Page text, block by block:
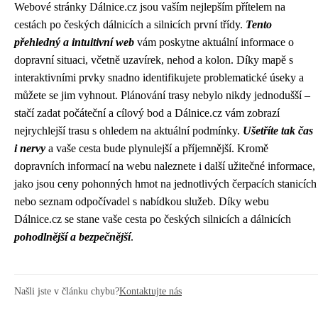
Webové stránky Dálnice.cz jsou vaším nejlepším přítelem na
cestách po českých dálnicích a silnicích první třídy. Tento
přehledný a intuitivní web vám poskytne aktuální informace o
dopravní situaci, včetně uzavírek, nehod a kolon. Díky mapě s
interaktivními prvky snadno identifikujete problematické úseky a
můžete se jim vyhnout. Plánování trasy nebylo nikdy jednodušší –
stačí zadat počáteční a cílový bod a Dálnice.cz vám zobrazí
nejrychlejší trasu s ohledem na aktuální podmínky. Ušetříte tak čas
i nervy a vaše cesta bude plynulejší a příjemnější. Kromě
dopravních informací na webu naleznete i další užitečné informace,
jako jsou ceny pohonných hmot na jednotlivých čerpacích stanicích
nebo seznam odpočívadel s nabídkou služeb. Díky webu
Dálnice.cz se stane vaše cesta po českých silnicích a dálnicích
pohodlnější a bezpečnější.
Našli jste v článku chybu?Kontaktujte nás